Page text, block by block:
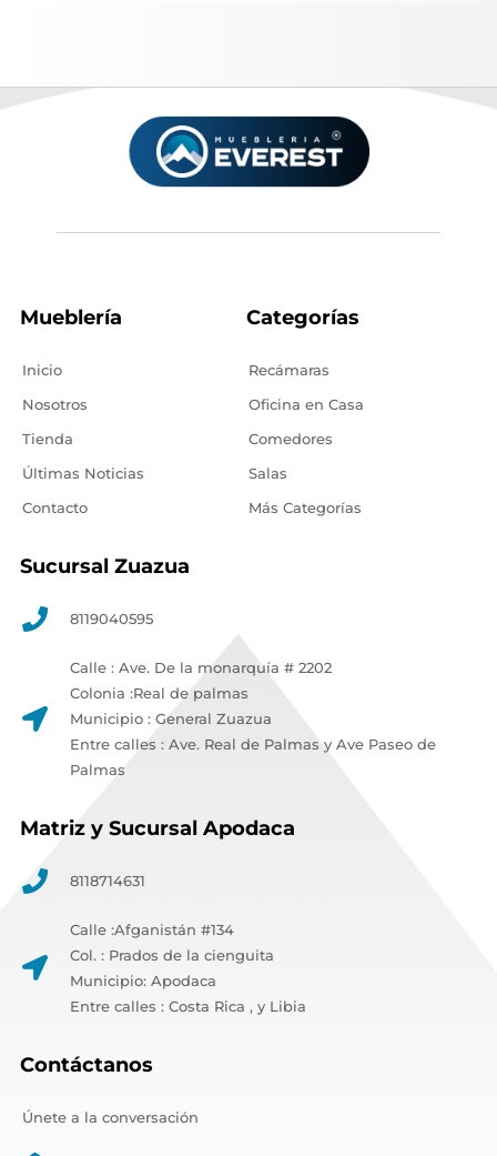
Mueblería
Inicio
Nosotros
Tienda
Últimas Noticias
Contacto
Categorías
Recámaras
Oficina en Casa
Comedores
Salas
Más Categorías
Sucursal Zuazua
8119040595
Calle : Ave. De la monarquía # 2202
Colonia :Real de palmas
Municipio : General Zuazua
Entre calles : Ave. Real de Palmas y Ave Paseo de
Palmas
Matriz y Sucursal Apodaca
8118714631
Calle :Afganistán #134
Col. : Prados de la cienguita
Municipio: Apodaca
Entre calles : Costa Rica , y Libia
Contáctanos
Únete a la conversación